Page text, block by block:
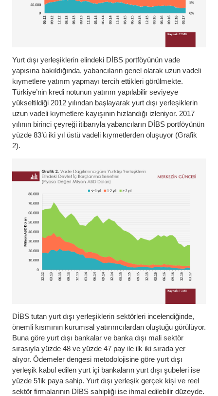
Yurt dışı yerleşiklerin elindeki DİBS portföyünün vade
yapısına bakıldığında, yabancıların genel olarak uzun vadeli
kıymetlere yatırım yapmayı tercih ettikleri görülmekte.
Türkiye’nin kredi notunun yatırım yapılabilir seviyeye
yükseltildiği 2012 yılından başlayarak yurt dışı yerleşiklerin
uzun vadeli kıymetlere kayışının hızlandığı izleniyor. 2017
yılının birinci çeyreği itibarıyla yabancıların DİBS portföyünün
yüzde 83’ü iki yıl üstü vadeli kıymetlerden oluşuyor (Grafik
2).
DİBS tutan yurt dışı yerleşiklerin sektörleri incelendiğinde,
önemli kısmının kurumsal yatırımcılardan oluştuğu görülüyor.
Buna göre yurt dışı bankalar ve banka dışı mali sektör
sırasıyla yüzde 48 ve yüzde 47 pay ile ilk iki sırada yer
alıyor. Ödemeler dengesi metodolojisine göre yurt dışı
yerleşik kabul edilen yurt içi bankaların yurt dışı şubeleri ise
yüzde 5’lik paya sahip. Yurt dışı yerleşik gerçek kişi ve reel
sektör firmalarının DİBS sahipliği ise ihmal edilebilir düzeyde.